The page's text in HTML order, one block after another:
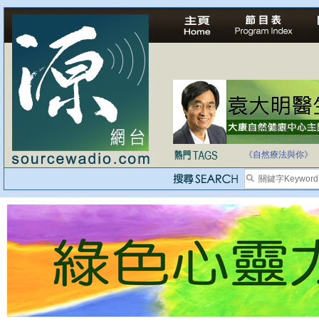
法治社會並不等同
自家教育合法化-
《自然療法與你》